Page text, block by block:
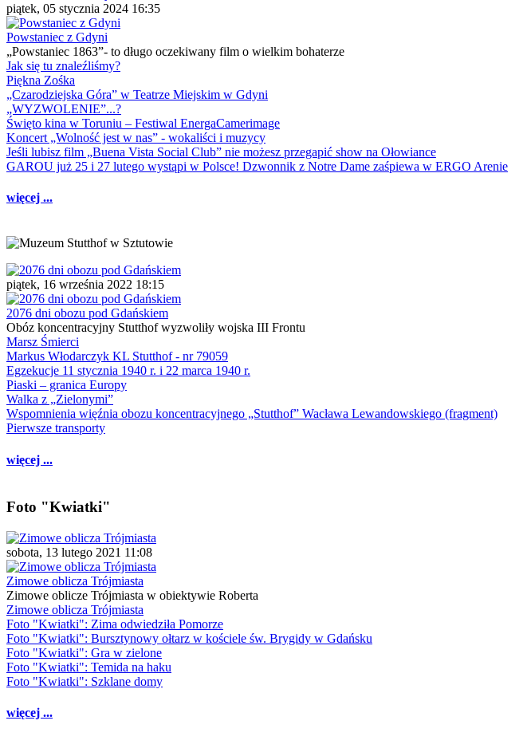
piątek, 05 stycznia 2024 16:35
Powstaniec z Gdyni
„Powstaniec 1863”- to długo oczekiwany film o wielkim bohaterze
Jak się tu znaleźliśmy?
Piękna Zośka
„Czarodziejska Góra” w Teatrze Miejskim w Gdyni
„WYZWOLENIE”...?
Święto kina w Toruniu – Festiwal EnergaCamerimage
Koncert „Wolność jest w nas” - wokaliści i muzycy
Jeśli lubisz film „Buena Vista Social Club” nie możesz przegapić show na Ołowiance
GAROU już 25 i 27 lutego wystąpi w Polsce! Dzwonnik z Notre Dame zaśpiewa w ERGO Arenie
więcej ...
piątek, 16 września 2022 18:15
2076 dni obozu pod Gdańskiem
Obóz koncentracyjny Stutthof wyzwoliły wojska III Frontu
Marsz Śmierci
Markus Włodarczyk KL Stutthof - nr 79059
Egzekucje 11 stycznia 1940 r. i 22 marca 1940 r.
Piaski – granica Europy
Walka z „Zielonymi”
Wspomnienia więźnia obozu koncentracyjnego „Stutthof” Wacława Lewandowskiego (fragment)
Pierwsze transporty
więcej ...
Foto "Kwiatki"
sobota, 13 lutego 2021 11:08
Zimowe oblicza Trójmiasta
Zimowe oblicze Trójmiasta w obiektywie Roberta
Zimowe oblicza Trójmiasta
Foto "Kwiatki": Zima odwiedziła Pomorze
Foto "Kwiatki": Bursztynowy ołtarz w kościele św. Brygidy w Gdańsku
Foto "Kwiatki": Gra w zielone
Foto "Kwiatki": Temida na haku
Foto "Kwiatki": Szklane domy
więcej ...